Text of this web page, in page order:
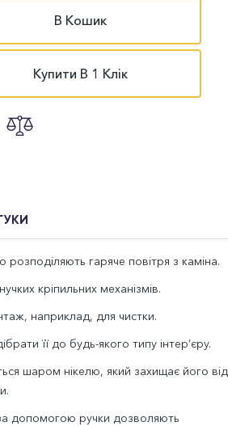
В Кошик
Купити В 1 Клік
розподіляють гаряче повітря з каміна.
кріпильних механізмів.
наприклад, для чистки.
її до будь-якого типу інтер’єру.
шаром нікелю, який захищає його від
допомогою ручки дозволяють